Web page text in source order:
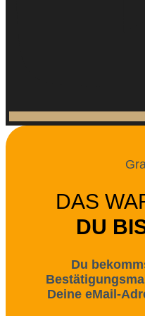
DAS
DU
Du
Deine eMail-